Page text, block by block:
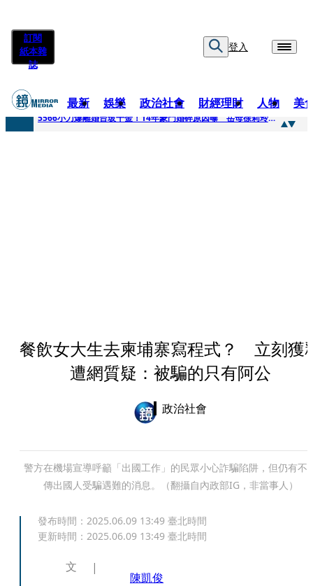
訂閱
紙本雜
誌
登入
最新 娛樂 政治社會 財經理財 人物 美
快訊
5566小刀爆離婚台玻千金！14年豪門婚碎原因曝 岳母徐莉玲風暴意外揭家族祕辛
餐飲女大生去柬埔寨寫程式？ 立刻獲
遭網質疑：被騙的只有阿公
政治社會
警方在機場宣導呼籲「出國工作」的民眾小心詐騙陷阱，但仍有不
傳出國人受騙遇難的消息。（翻攝自內政部IG，非當事人）
發布時間： 2025.06.09 13:49 臺北時間
更新時間： 2025.06.09 13:49 臺北時間
文
陳凱俊